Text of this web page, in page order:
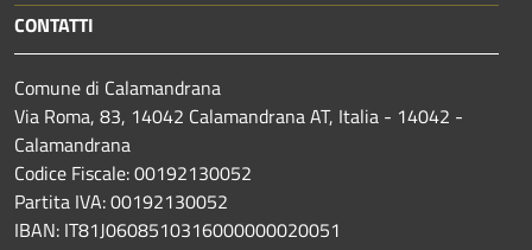
CONTATTI
Comune di Calamandrana
Via Roma, 83, 14042 Calamandrana AT, Italia - 14042 -
Calamandrana
Codice Fiscale: 00192130052
Partita IVA: 00192130052
IBAN: IT81J0608510316000000020051